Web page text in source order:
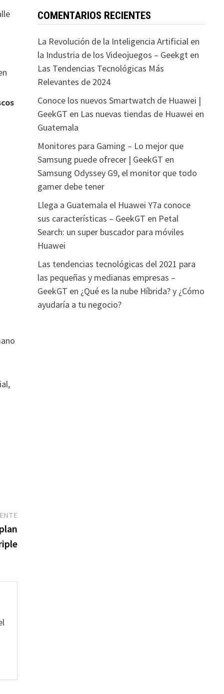
Entrada
siguiente:
COMENTARIOS RECIENTES
La Revolución de la Inteligencia Artificial en
la Industria de los Videojuegos – Geekgten
Las Tendencias Tecnológicas Más
Relevantes de 2024
Conoce los nuevos Smartwatch de Huawei |
GeekGT en Las nuevas tiendas de Huawei en
Guatemala
Monitores para Gaming – Lo mejor que
Samsung puede ofrecer | GeekGT en
Samsung Odyssey G9, el monitor que todo
gamer debe tener
Llega a Guatemala el Huawei Y7a conoce
sus características – GeekGT en Petal
Search: un super buscador para móviles
Huawei
Las tendencias tecnológicas del 2021 para
las pequeñas y medianas empresas –
GeekGT en ¿Qué es la nube Híbrida? y ¿Cómo
ayudaría a tu negocio?